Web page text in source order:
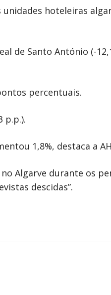
hoteleiras
de Santo António (-
percentuais.
p.p.).
1,8%, destaca a
Algarve durante os
descidas”.